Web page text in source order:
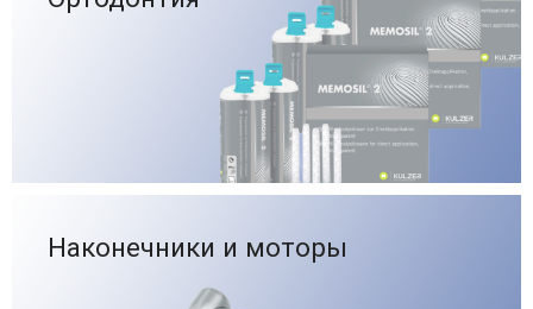
Наконечники и моторы